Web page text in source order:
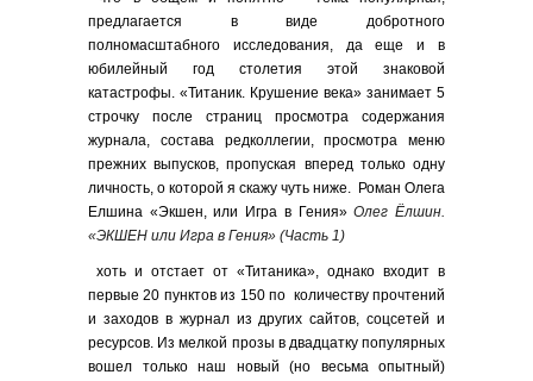
предлагается в виде добротного
полномасштабного исследования, да еще и в
юбилейный год столетия этой знаковой
катастрофы. «Титаник. Крушение века» занимает 5
строчку после страниц просмотра содержания
журнала, состава редколлегии, просмотра меню
прежних выпусков, пропуская вперед только одну
личность, о которой я скажу чуть ниже. Роман Олега
Елшина «Экшен, или Игра в Гения»Олег Ёлшин.
«ЭКШЕН или Игра в Гения» (Часть 1)
хоть и отстает от «Титаника», однако входит в
первые 20 пунктов из 150 по количеству прочтений
и заходов в журнал из других сайтов, соцсетей и
ресурсов. Из мелкой прозы в двадцатку популярных
вошел только наш новый (но весьма опытный)